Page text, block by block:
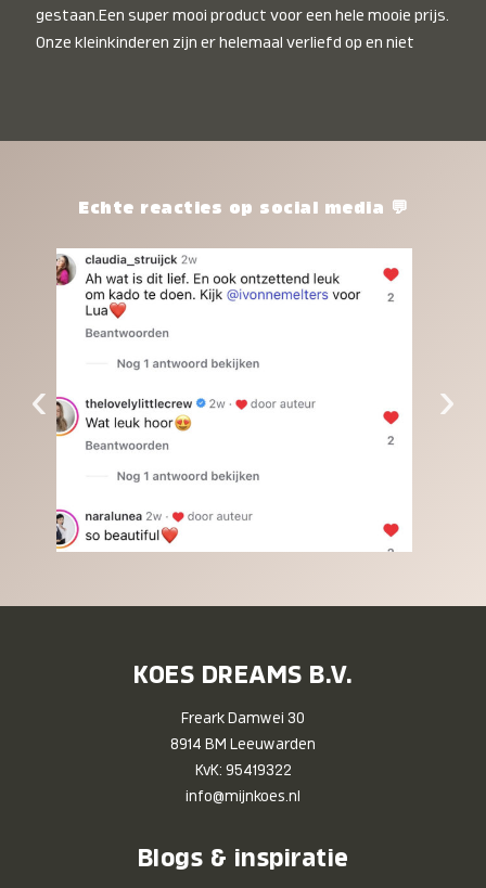
gestaan.Een super mooi product voor een hele mooie prijs.
Onze kleinkinderen zijn er helemaal verliefd op en niet
het waard.Echte reacties op social media 💬
‹ ›
KOES DREAMS B.V.
Freark Damwei 30
8914 BM Leeuwarden
KvK: 95419322
info@mijnkoes.nl
Blogs & inspiratie